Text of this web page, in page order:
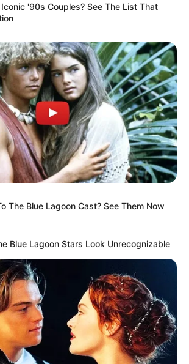
'90s Couples? See The List That
The Blue Lagoon Cast? See Them Now
Blue Lagoon Stars Look Unrecognizable